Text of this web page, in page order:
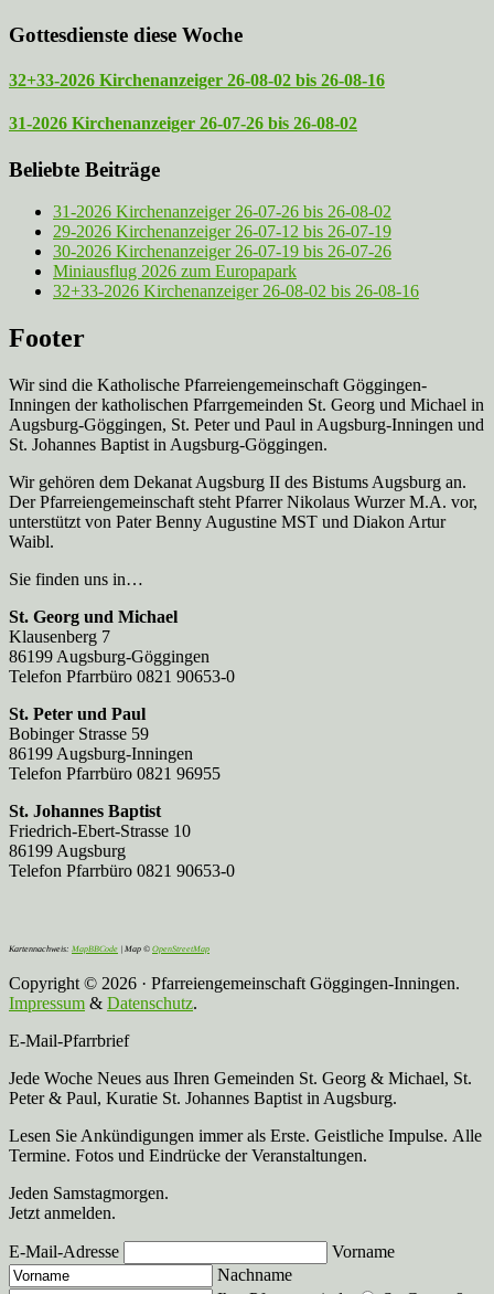
Gottesdienste diese Woche
32+33-2026 Kirchenanzeiger 26-08-02 bis 26-08-16
31-2026 Kirchenanzeiger 26-07-26 bis 26-08-02
Beliebte Beiträge
31-2026 Kirchenanzeiger 26-07-26 bis 26-08-02
29-2026 Kirchenanzeiger 26-07-12 bis 26-07-19
30-2026 Kirchenanzeiger 26-07-19 bis 26-07-26
Miniausflug 2026 zum Europapark
32+33-2026 Kirchenanzeiger 26-08-02 bis 26-08-16
Footer
Wir sind die Katholische Pfarreien­gemeinschaft Göggingen-
Inningen der katholischen Pfarrgemeinden St. Georg und Michael in
Augsburg-Göggingen, St. Peter und Paul in Augsburg-Inningen und
St. Johannes Baptist in Augsburg-Göggingen.
Wir gehören dem Dekanat Augsburg II des Bistums Augsburg an.
Der Pfarreien­gemeinschaft steht Pfarrer Nikolaus Wurzer M.A. vor,
unterstützt von Pater Benny Augustine MST und Diakon Artur
Waibl.
Sie finden uns in…
St. Georg und Michael
Klausenberg 7
86199 Augsburg-Göggingen
Telefon Pfarrbüro 0821 90653-0
St. Peter und Paul
Bobinger Strasse 59
86199 Augsburg-Inningen
Telefon Pfarrbüro 0821 96955
St. Johannes Baptist
Friedrich-Ebert-Strasse 10
86199 Augsburg
Telefon Pfarrbüro 0821 90653-0
Kartennachweis: MapBBCode | Map © OpenStreetMap
Copyright © 2026 · Pfarreiengemeinschaft Göggingen-Inningen.
Impressum & Datenschutz.
E-Mail-Pfarrbrief
Jede Woche Neues aus Ihren Gemeinden St. Georg & Michael, St.
Peter & Paul, Kuratie St. Johannes Baptist in Augsburg.
Lesen Sie Ankündigungen immer als Erste. Geistliche Impulse. Alle
Termine. Fotos und Eindrücke der Veranstaltungen.
Jeden Samstagmorgen.
Jetzt anmelden.
E-Mail-Adresse
Vorname
Nachname